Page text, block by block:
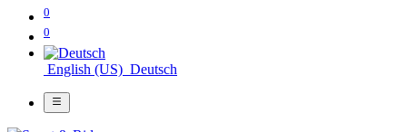
0
0
English (US) Deutsch